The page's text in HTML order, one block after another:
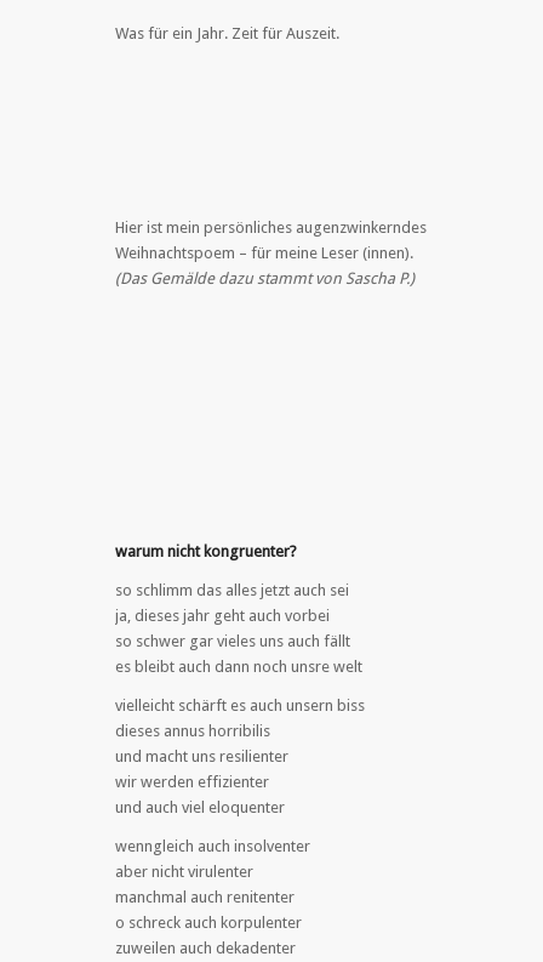
Was für ein Jahr. Zeit für Auszeit.
Hier ist mein persönliches augenzwinkerndes
Weihnachtspoem – für meine Leser (innen).
(Das Gemälde dazu stammt von Sascha P.)
warum nicht kongruenter?
so schlimm das alles jetzt auch sei
ja, dieses jahr geht auch vorbei
so schwer gar vieles uns auch fällt
es bleibt auch dann noch unsre welt
vielleicht schärft es auch unsern biss
dieses annus horribilis
und macht uns resilienter
wir werden effizienter
und auch viel eloquenter
wenngleich auch insolventer
aber nicht virulenter
manchmal auch renitenter
o schreck auch korpulenter
zuweilen auch dekadenter